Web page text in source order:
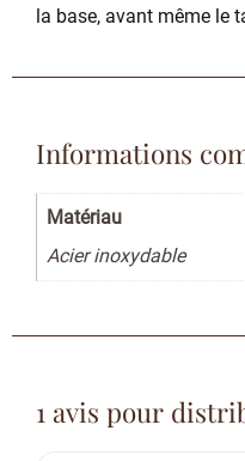
la base, avant même le
Informations
Matériau
Acier inoxydable
1 avis pour